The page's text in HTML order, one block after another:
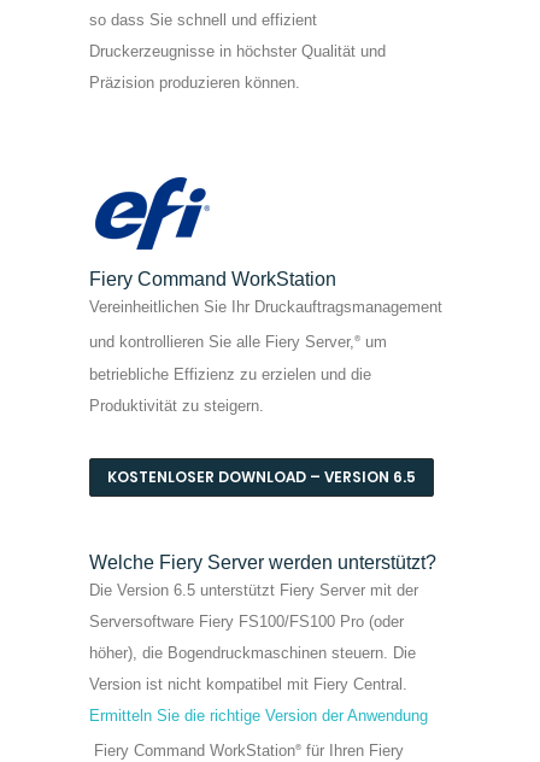
so dass Sie schnell und effizient
Druckerzeugnisse in höchster Qualität und
Präzision produzieren können.
Fiery Command WorkStation
Vereinheitlichen Sie Ihr Druckauftragsmanagement
und kontrollieren Sie alle Fiery Server,®
um
betriebliche Effizienz zu erzielen und die
Produktivität zu steigern.
KOSTENLOSER DOWNLOAD – VERSION 6.5
Welche Fiery Server werden unterstützt?
Die Version 6.5 unterstützt Fiery Server mit der
Serversoftware Fiery FS100/FS100 Pro (oder
höher), die Bogendruckmaschinen steuern. Die
Version ist nicht kompatibel mit Fiery Central.
Ermitteln Sie die richtige Version der Anwendung
Fiery Command WorkStation® für Ihren Fiery